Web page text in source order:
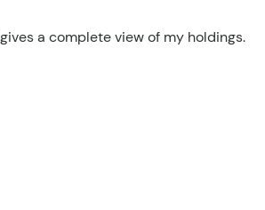
a complete view of my holdings.